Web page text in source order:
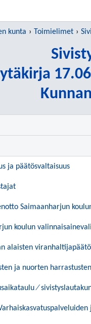
kunta Toimielimet
ja päätösvaltaisuus
Saimaanharjun
koulun
alaisten
ja nuorten
⁄